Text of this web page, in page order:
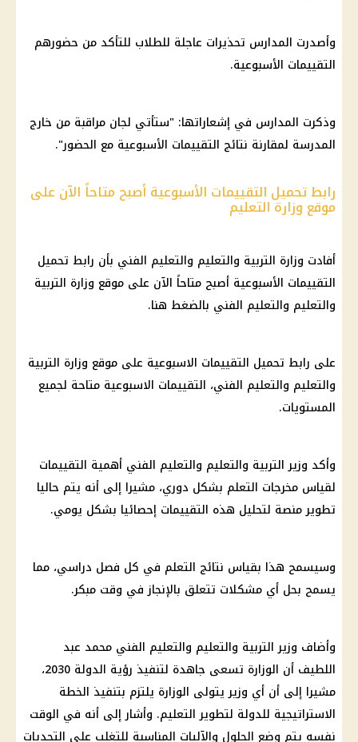
وأصدرت المدارس تحذيرات عاجلة للطلاب للتأكد من حضورهم
التقييمات الأسبوعية.
وذكرت المدارس في إشعاراتها: "ستأتي لجان مراقبة من خارج
المدرسة لمقارنة نتائج التقييمات الأسبوعية مع الحضور".
رابط تحميل التقييمات الأسبوعية أصبح متاحاً الآن على
موقع وزارة التعليم
أفادت وزارة التربية والتعليم والتعليم الفني بأن رابط تحميل
التقييمات الأسبوعية أصبح متاحاً الآن على موقع وزارة التربية
والتعليم والتعليم الفني بالضغط هنا.
على رابط تحميل التقييمات الاسبوعية على موقع وزارة التربية
والتعليم والتعليم الفني، التقييمات الاسبوعية متاحة لجميع
المستويات.
وأكد وزير التربية والتعليم والتعليم الفني أهمية التقييمات
لقياس مخرجات التعلم بشكل دوري، مشيرا إلى أنه يتم حاليا
تطوير منصة لتحليل هذه التقييمات إحصائيا بشكل يومي.
وسيسمح هذا بقياس نتائج التعلم في كل فصل دراسي، مما
يسمح بحل أي مشكلات تتعلق بالإنجاز في وقت مبكر.
وأضاف وزير التربية والتعليم والتعليم الفني محمد عبد
اللطيف أن الوزارة تسعى جاهدة لتنفيذ رؤية الدولة 2030،
مشيرا إلى أن أي وزير يتولى الوزارة يلتزم بتنفيذ الخطة
الاستراتيجية للدولة لتطوير التعليم. وأشار إلى أنه في الوقت
نفسه يتم وضع الحلول والآليات المناسبة للتغلب على التحديات